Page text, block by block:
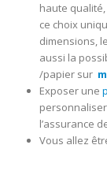
haute
ce choix
dimensions,
aussi la
/papier sur
Exposer une
l’assurance
Vous allez